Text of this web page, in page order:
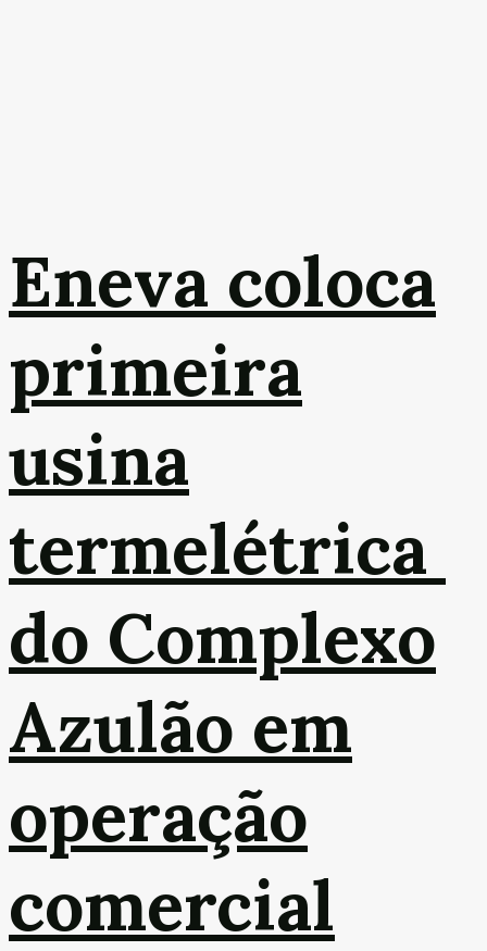
Eneva coloca
primeira
usina
termelétrica
do Complexo
Azulão em
operação
comercial